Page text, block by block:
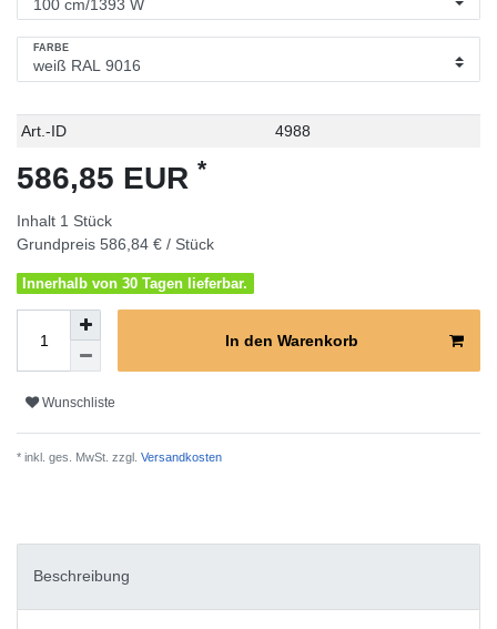
FARBE
Technisches
Wert
Art.-ID 4988
586,85 EUR *
Inhalt 1 Stück
Grundpreis 586,84 € / Stück
Innerhalb von 30 Tagen lieferbar.
In den Warenkorb
Wunschliste
* inkl. ges. MwSt. zzgl. Versandkosten
Beschreibung